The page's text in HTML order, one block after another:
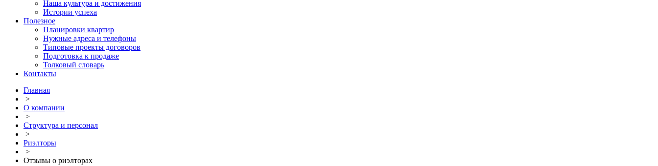
Наша культура и достижения
Истории успеха
Полезное
Планировки квартир
Нужные адреса и телефоны
Типовые проекты договоров
Подготовка к продаже
Толковый словарь
Контакты
Главная
>
О компании
>
Структура и персонал
>
Риэлторы
>
Отзывы о риэлторах